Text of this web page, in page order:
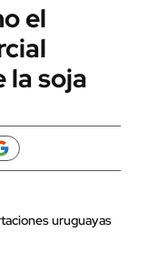
el
la soja
uruguayas